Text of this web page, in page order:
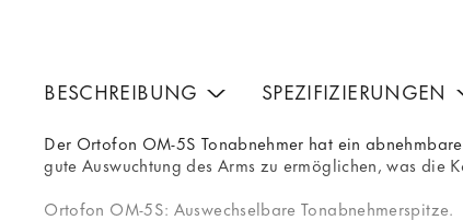
BESCHREIBUNG
Der Ortofon OM-5S Tonabnehmer hat ein
gute Auswuchtung des Arms zu ermöglichen, was
Ortofon OM-5S: Auswechselbare Tonabnehmerspitze.
SPEZIFIZIERUNGEN